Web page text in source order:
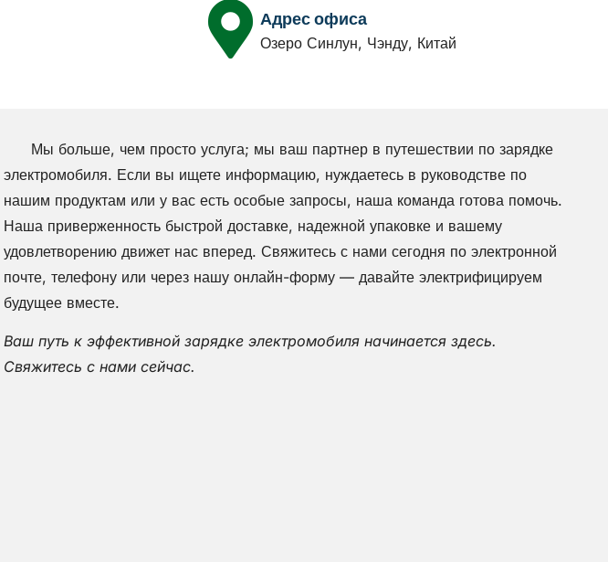
Адрес офиса
Озеро Синлун, Чэнду, Китай
Мы больше, чем просто услуга; мы ваш партнер в путешествии по зарядке
электромобиля. Если вы ищете информацию, нуждаетесь в руководстве по
нашим продуктам или у вас есть особые запросы, наша команда готова помочь.
Наша приверженность быстрой доставке, надежной упаковке и вашему
удовлетворению движет нас вперед. Свяжитесь с нами сегодня по электронной
почте, телефону или через нашу онлайн-форму — давайте электрифицируем
будущее вместе.
Ваш путь к эффективной зарядке электромобиля начинается здесь.
Свяжитесь с нами сейчас.